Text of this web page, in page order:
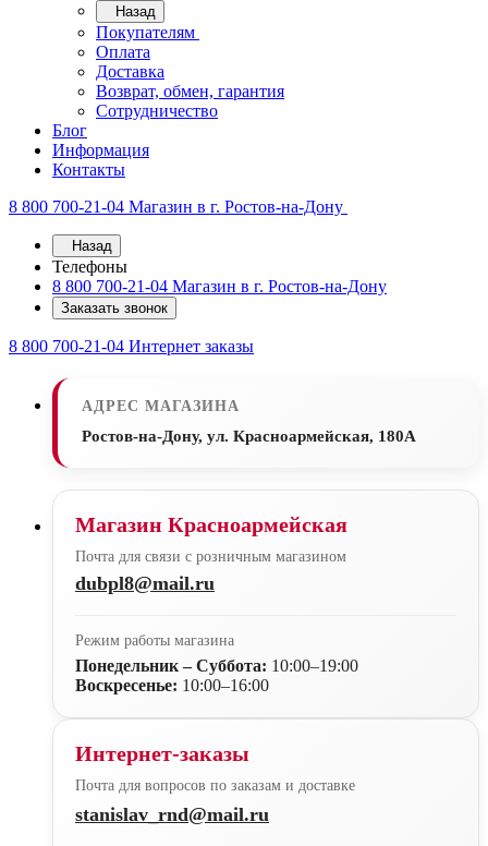
Назад
Покупателям
Оплата
Доставка
Возврат, обмен, гарантия
Сотрудничество
Блог
Информация
Контакты
8 800 700-21-04 Магазин в г. Ростов-на-Дону
Назад
Телефоны
8 800 700-21-04 Магазин в г. Ростов-на-Дону
Заказать звонок
8 800 700-21-04 Интернет заказы
АДРЕС МАГАЗИНА
Ростов-на-Дону, ул. Красноармейская, 180А
Магазин Красноармейская
Почта для связи с розничным магазином
dubpl8@mail.ru
Режим работы магазина
Понедельник – Суббота: 10:00–19:00
Воскресенье: 10:00–16:00
Интернет-заказы
Почта для вопросов по заказам и доставке
stanislav_rnd@mail.ru